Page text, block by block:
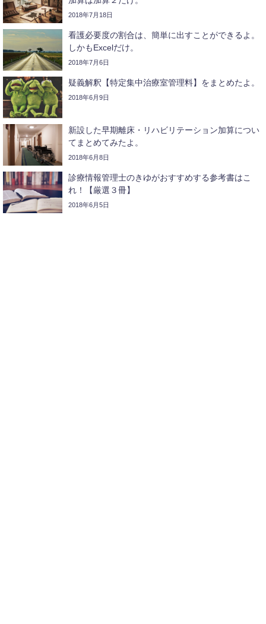
2018年7月18日
看護必要度の割合は、簡単に出すことができるよ。
しかもExcelだけ。
2018年7月6日
疑義解釈【特定集中治療室管理料】をまとめたよ。
2018年6月9日
新設した早期離床・リハビリテーション加算につい
てまとめてみたよ。
2018年6月8日
診療情報管理士のきゆがおすすめする参考書はこ
れ！【厳選３冊】
2018年6月5日